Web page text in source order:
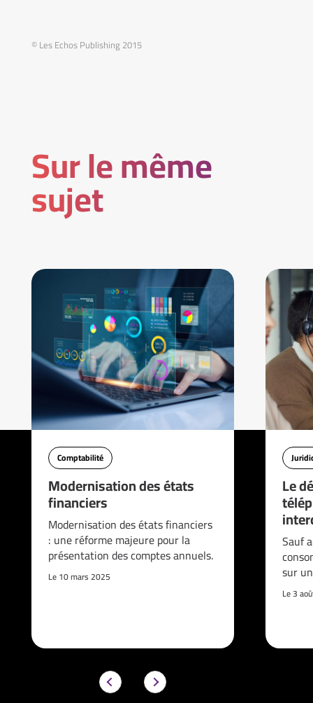
© Les Echos Publishing 2015
Sur le même
sujet
Comptabilité
Modernisation des états
financiers
Modernisation des états financiers
: une réforme majeure pour la
présentation des comptes annuels.
Le 10 mars 2025
Le
Sauf
sur
Le 3